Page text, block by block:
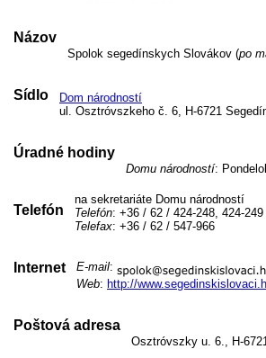
Názov
Spolok segedínskych Slovákov (po
Sídlo
Dom národností
ul. Osztróvszkeho č. 6, H-6721
Úradné hodiny
Domu národností:
Telefón
na sekretariáte Domu národností
Telefón: +36 / 62 / 424-248, 424-249
Telefax: +36 / 62 / 547-966
Internet E-mail:
Web: http://
Poštová adresa
Osztróvszky u. 6., H-